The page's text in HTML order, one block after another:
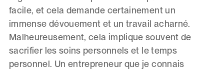
facile, et cela demande certainement un
immense dévouement et un travail acharné.
Malheureusement, cela implique souvent de
sacrifier les soins personnels et le temps
personnel. Un entrepreneur que je connais